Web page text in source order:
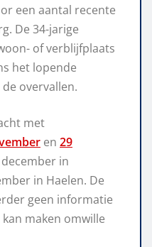
een aantal recente
De 34-jarige
of verblijfplaats
het lopende
overvallen.
met
en 29
in
in Haelen. De
geen informatie
maken omwille